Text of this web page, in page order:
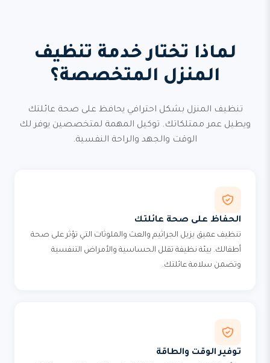
لماذا تختار خدمة تنظيف
المنزل المتخصصة؟
تنظيف المنزل بشكل احترافي يحافظ على صحة عائلتك
ويطيل عمر ممتلكاتك. توكيل المهمة لمتخصصين يوفر لك
الوقت والجهد والراحة النفسية.
الحفاظ على صحة عائلتك
تنظيف عميق يزيل الجراثيم والعث والملوثات التي تؤثر على صحة
أطفالك. بيئة نظيفة تقلل الحساسية والأمراض التنفسية
وتضمن سلامة عائلتك.
توفير الوقت والطاقة